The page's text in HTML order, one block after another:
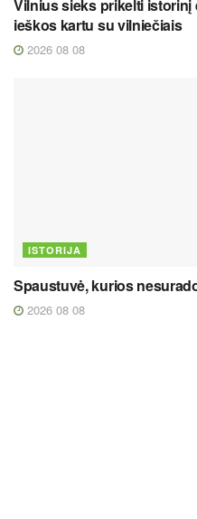
Vilnius sieks prikelti
ieškos kartu su vilniečiais
2026 08 08
ISTORIJA
Spaustuvė, kurios
2026 08 08